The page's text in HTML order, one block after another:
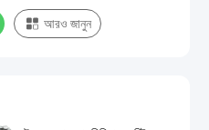
আরও জানুন